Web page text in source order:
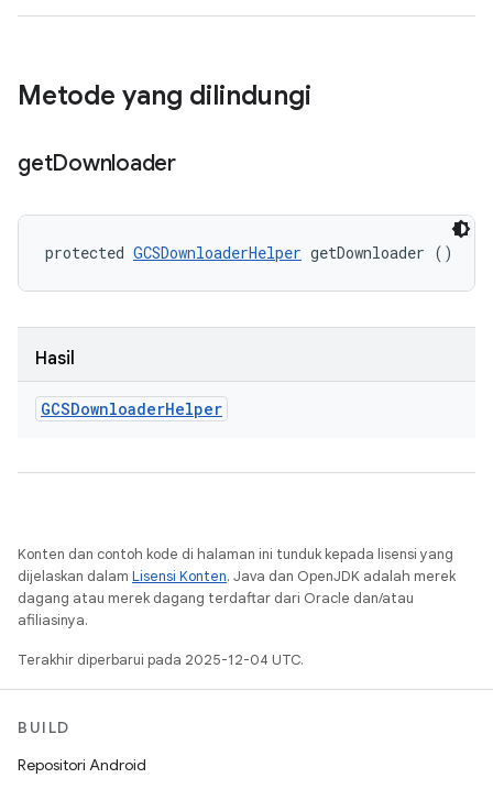
Metode yang dilindungi
getDownloader
protected GCSDownloaderHelper getDownloader ()
Hasil
GCSDownloaderHelper
Konten dan contoh kode di halaman ini tunduk kepada lisensi yang
dijelaskan dalam Lisensi Konten. Java dan OpenJDK adalah merek
dagang atau merek dagang terdaftar dari Oracle dan/atau
afiliasinya.
Terakhir diperbarui pada 2025-12-04 UTC.
BUILD
Repositori Android